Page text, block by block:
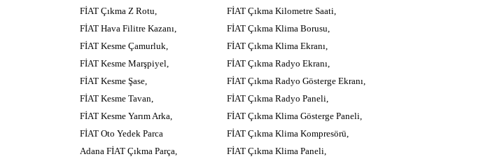
FİAT Çıkma Z Rotu,
FİAT Hava Filitre Kazanı,
FİAT Kesme Çamurluk,
FİAT Kesme Marşpiyel,
FİAT Kesme Şase,
FİAT Kesme Tavan,
FİAT Kesme Yarım Arka,
FİAT Oto Yedek Parca
Adana FİAT Çıkma Parça,
FİAT Çıkma Kilometre Saati,
FİAT Çıkma Klima Borusu,
FİAT Çıkma Klima Ekranı,
FİAT Çıkma Radyo Ekranı,
FİAT Çıkma Radyo Gösterge Ekranı,
FİAT Çıkma Radyo Paneli,
FİAT Çıkma Klima Gösterge Paneli,
FİAT Çıkma Klima Kompresörü,
FİAT Çıkma Klima Paneli,